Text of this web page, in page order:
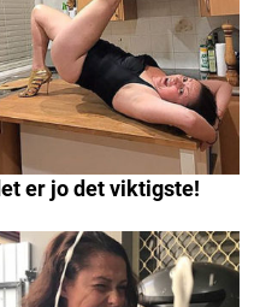
er jo det viktigste!